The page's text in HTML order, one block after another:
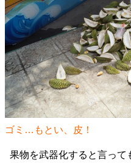
ゴミ…もとい、皮！
果物を武器化すると言って